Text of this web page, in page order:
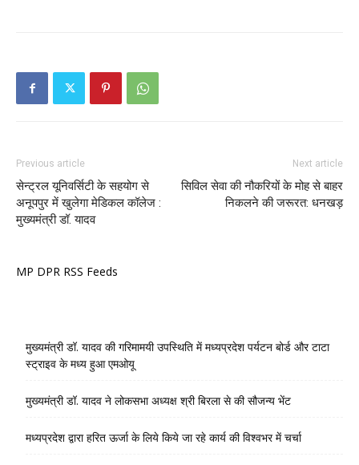
Previous article
सेन्ट्रल यूनिवर्सिटी के सहयोग से
अनूपपुर में खुलेगा मेडिकल कॉलेज :
मुख्यमंत्री डॉ. यादव
Next article
सिविल सेवा की नौकरियों के मोह से बाहर
निकलने की जरूरत: धनखड़
MP DPR RSS Feeds
मुख्यमंत्री डॉ. यादव की गरिमामयी उपस्थिति में मध्यप्रदेश पर्यटन बोर्ड और टाटा
स्ट्राइव के मध्य हुआ एमओयू
मुख्यमंत्री डॉ. यादव ने लोकसभा अध्यक्ष श्री बिरला से की सौजन्य भेंट
मध्यप्रदेश द्वारा हरित ऊर्जा के लिये किये जा रहे कार्य की विश्वभर में चर्चा